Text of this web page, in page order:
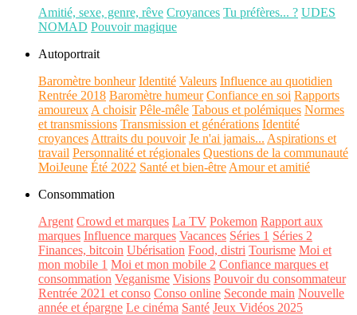
Amitié, sexe, genre, rêve Croyances Tu préfères... ? UDES
NOMAD Pouvoir magique
Autoportrait
Baromètre bonheur Identité Valeurs Influence au quotidien
Rentrée 2018 Baromètre humeur Confiance en soi Rapports
amoureux A choisir Pêle-mêle Tabous et polémiques Normes
et transmissions Transmission et générations Identité
croyances Attraits du pouvoir Je n'ai jamais... Aspirations et
travail Personnalité et régionales Questions de la communauté
MoiJeune Été 2022 Santé et bien-être Amour et amitié
Consommation
Argent Crowd et marques La TV Pokemon Rapport aux
marques Influence marques Vacances Séries 1 Séries 2
Finances, bitcoin Ubérisation Food, distri Tourisme Moi et
mon mobile 1 Moi et mon mobile 2 Confiance marques et
consommation Veganisme Visions Pouvoir du consommateur
Rentrée 2021 et conso Conso online Seconde main Nouvelle
année et épargne Le cinéma Santé Jeux Vidéos 2025